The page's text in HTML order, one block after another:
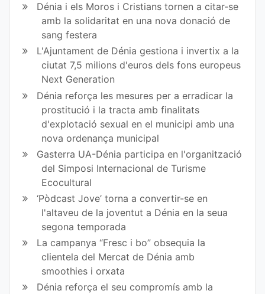
Dénia i els Moros i Cristians tornen a citar-se
amb la solidaritat en una nova donació de
sang festera
L'Ajuntament de Dénia gestiona i invertix a la
ciutat 7,5 milions d'euros dels fons europeus
Next Generation
Dénia reforça les mesures per a erradicar la
prostitució i la tracta amb finalitats
d'explotació sexual en el municipi amb una
nova ordenança municipal
Gasterra UA-Dénia participa en l'organització
del Simposi Internacional de Turisme
Ecocultural
‘Pòdcast Jove’ torna a convertir-se en
l'altaveu de la joventut a Dénia en la seua
segona temporada
La campanya “Fresc i bo” obsequia la
clientela del Mercat de Dénia amb
smoothies i orxata
Dénia reforça el seu compromís amb la